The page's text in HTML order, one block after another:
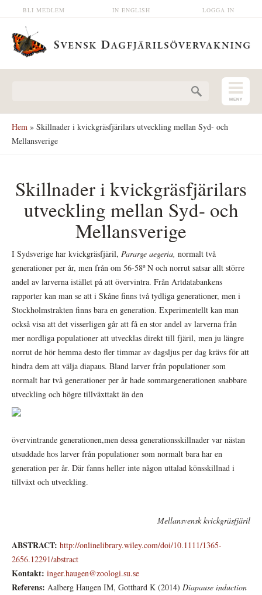
Hoppa till huvudinnehåll LOGGA IN
IN ENGLISH
BLI MEDLEM
Hem » Skillnader i kvickgräsfjärilars utveckling mellan Syd- och
Mellansverige
Skillnader i kvickgräsfjärilars
utveckling mellan Syd- och
Mellansverige
I Sydsverige har kvickgräsfjäril, Pararge aegeria, normalt två
generationer per år, men från om 56-58º N och norrut satsar allt större
andel av larverna istället på att övervintra. Från Artdatabankens
rapporter kan man se att i Skåne finns två tydliga generationer, men i
Stockholmstrakten finns bara en generation. Experimentellt kan man
också visa att det visserligen går att få en stor andel av larverna från
mer nordliga populationer att utvecklas direkt till fjäril, men ju längre
norrut de hör hemma desto fler timmar av dagsljus per dag krävs för att
hindra dem att välja diapaus. Bland larver från populationer som
normalt har två generationer per år hade sommargenerationen snabbare
utveckling och högre tillväxttakt än den
övervintrande generationen,men dessa generationsskillnader var nästan
utsuddade hos larver från populationer som normalt bara har en
generation per år. Där fanns heller inte någon uttalad könsskillnad i
tillväxt och utveckling.
Mellansvensk kvickgräsfjäril
ABSTRACT: http://onlinelibrary.wiley.com/doi/10.1111/1365-
2656.12291/abstract
Kontakt: inger.haugen@zoologi.su.se
Referens: Aalberg Haugen IM, Gotthard K (2014) Diapause induction